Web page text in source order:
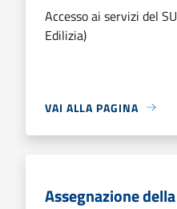
Accesso ai servizi del
Edilizia)
VAI ALLA PAGINA
Assegnazione